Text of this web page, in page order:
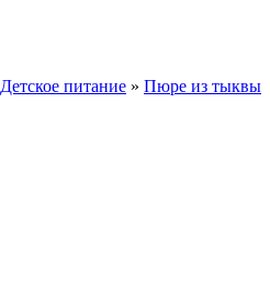
Детское питание » Пюре из тыквы